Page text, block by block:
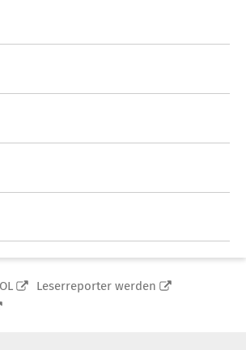
Leserreporter werden